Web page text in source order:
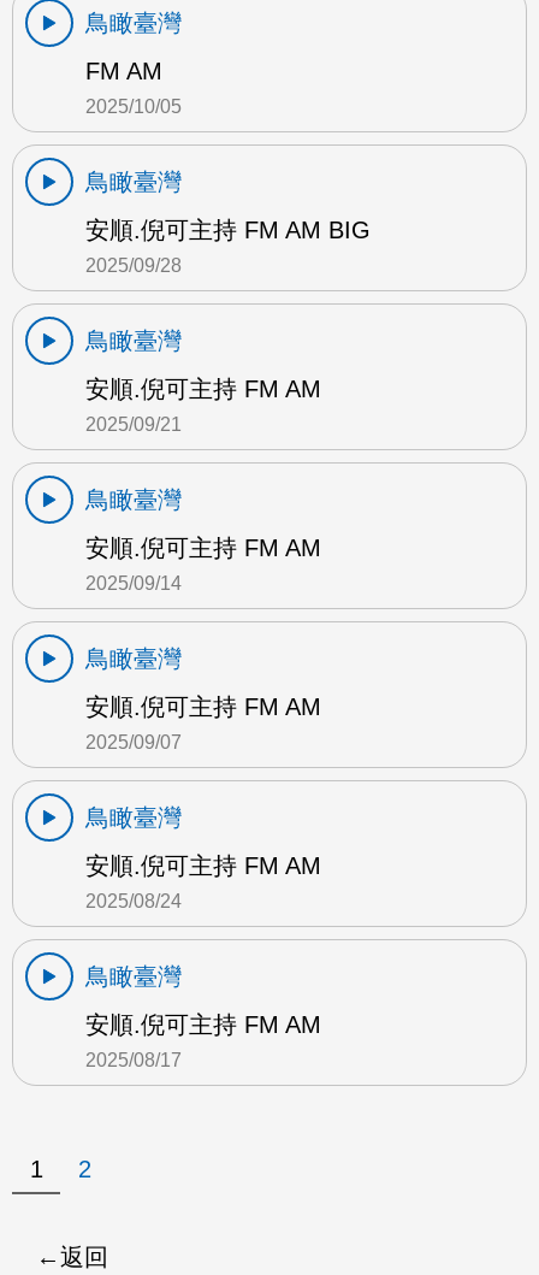
鳥瞰臺灣
FM AM
2025/10/05
鳥瞰臺灣
安順.倪可主持 FM AM BIG
2025/09/28
鳥瞰臺灣
安順.倪可主持 FM AM
2025/09/21
鳥瞰臺灣
安順.倪可主持 FM AM
2025/09/14
鳥瞰臺灣
安順.倪可主持 FM AM
2025/09/07
鳥瞰臺灣
安順.倪可主持 FM AM
2025/08/24
鳥瞰臺灣
安順.倪可主持 FM AM
2025/08/17
1 2
返回